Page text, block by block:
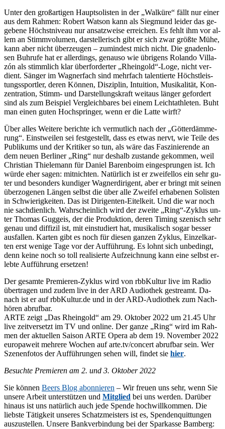
Un­ter den groß­ar­ti­gen Haupt­so­lis­ten in der „Wal­kü­re“ fällt nur ei­ner
aus dem Rah­men: Ro­bert Wat­son kann als Sieg­mund lei­der das ge­
ge­be­ne Höchst­ni­veau nur an­satz­wei­se er­rei­chen. Es fehlt ihm vor al­
lem an Stimm­vo­lu­men, dar­stel­le­risch gibt er sich zwar größ­te Mühe,
kann aber nicht über­zeu­gen – zu­min­dest mich nicht. Die gna­den­lo­
sen Buh­ru­fe hat er al­ler­dings, ge­nau­so wie üb­ri­gens Ro­lan­do Vil­la­
zón als stimm­lich klar über­for­der­ter „Rheingold“-Loge, nicht ver­
dient. Sän­ger im Wag­ner­fach sind mehr­fach ta­len­tier­te Höchst­leis­
tungs­sport­ler, de­ren Kön­nen, Dis­zi­plin, In­tui­ti­on, Mu­si­ka­li­tät, Kon­
zen­tra­ti­on, Stimm- und Dar­stel­lungs­kraft weit­aus län­ger ge­for­dert
sind als zum Bei­spiel Ver­gleich­ba­res bei ei­nem Leicht­ath­le­ten. Buht
man ei­nen gu­ten Hoch­sprin­ger, wenn er die Lat­te wirft?
Über al­les Wei­te­re be­rich­te ich ver­mut­lich nach der „Göt­ter­däm­me­
rung“. Einst­wei­len sei fest­ge­stellt, dass es et­was nervt, wie Tei­le des
Pu­bli­kums und der Kri­ti­ker so tun, als wäre das Fas­zi­nie­ren­de an
dem neu­en Ber­li­ner „Ring“ nur des­halb zu­stan­de ge­kom­men, weil
Chris­ti­an Thie­le­mann für Da­ni­el Ba­ren­bo­im ein­ge­sprun­gen ist. Ich
wür­de eher sa­gen: mit­nich­ten. Na­tür­lich ist er zwei­fel­los ein sehr gu­
ter und be­son­ders kun­di­ger Wag­ner­di­ri­gent, aber er bringt mit sei­nen
über­zo­ge­nen Län­gen selbst die über alle Zwei­fel er­ha­be­nen So­lis­ten
in Schwie­rig­kei­ten. Das ist Di­ri­gen­ten-Ei­tel­keit. Und die war noch
nie sach­dien­lich. Wahr­schein­lich wird der zwei­te „Ring“-Zyklus un­
ter Tho­mas Gug­geis, der die Pro­duk­ti­on, de­ren Ti­ming sze­nisch sehr
ge­nau und dif­fi­zil ist, mit ein­stu­diert hat, mu­si­ka­lisch so­gar bes­ser
aus­fal­len. Kar­ten gibt es noch für die­sen gan­zen Zy­klus, Ein­zel­kar­
ten erst we­ni­ge Tage vor der Auf­füh­rung. Es lohnt sich un­be­dingt,
denn kei­ne noch so toll rea­li­sier­te Auf­zeich­nung kann eine selbst er­
leb­te Auf­füh­rung ersetzen!
Der ge­sam­te Pre­mie­ren-Zy­klus wird von rbbKul­tur live im Ra­dio
über­tra­gen und zu­dem live in der ARD Au­dio­thek ge­streamt. Da­
nach ist er auf rbbKul​tur​.de und in der ARD-Au­dio­thek zum Nach­
hö­ren abrufbar.
ARTE zeigt „Das Rhein­gold“ am 29. Ok­to­ber 2022 um 21.45 Uhr
live zeit­ver­setzt im TV und on­line. Der gan­ze „Ring“ wird im Rah­
men der ak­tu­el­len Sai­son ARTE Ope­ra ab dem 19. No­vem­ber 2022
eu­ro­pa­weit meh­re­re Wo­chen auf arte​.tv/​c​o​n​c​ert ab­ruf­bar sein. Wer
Sze­nen­fo­tos der Auf­füh­run­gen se­hen will, fin­det sie hier.
Be­such­te Pre­mie­ren am 2. und 3. Ok­to­ber 2022
Sie kön­nen Beers Blog abon­nie­ren – Wir freu­en uns sehr, wenn Sie
un­se­re Ar­beit un­ter­stüt­zen und Mit­glied bei uns wer­den. Dar­über
hin­aus ist uns na­tür­lich auch jede Spen­de hoch­will­kom­men. Die
liebs­te Tä­tig­keit un­se­res Schatz­meis­ters ist es, Spen­den­quit­tun­gen
aus­zu­stel­len. Un­se­re Bank­ver­bin­dung bei der Spar­kas­se Bam­berg: